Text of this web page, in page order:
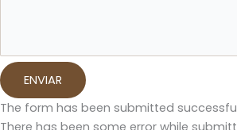
ENVIAR
The form has been submitted